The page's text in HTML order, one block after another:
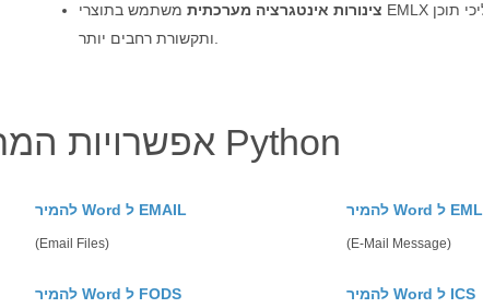
צינורות אינטגרציה מערכתית משתמש בתוצרי EMLX כנכסים ביניים בתהליכי תוכן
ַחקוֹר WORD אפשרויות המרה עם Python
להמיר Word ל EMAIL
(Email Files)
להמיר Word ל EML
(E-Mail Message)
להמיר Word ל FODS להמיר Word ל ICS